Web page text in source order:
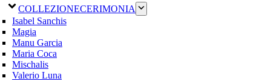
COLLEZIONECERIMONIA
Isabel Sanchis
Magia
Manu Garcia
Maria Coca
Mischalis
Valerio Luna